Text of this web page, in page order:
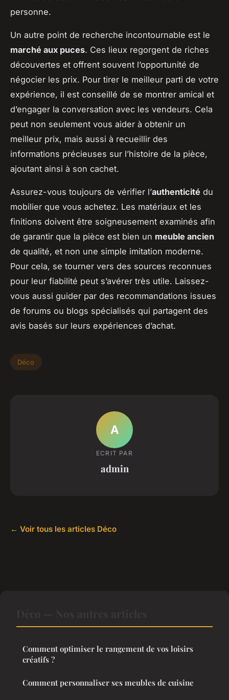
personne.
Un autre point de recherche incontournable est le
marché aux puces. Ces lieux regorgent de riches
découvertes et offrent souvent l’opportunité de
négocier les prix. Pour tirer le meilleur parti de votre
expérience, il est conseillé de se montrer amical et
d’engager la conversation avec les vendeurs. Cela
peut non seulement vous aider à obtenir un
meilleur prix, mais aussi à recueillir des
informations précieuses sur l’histoire de la pièce,
ajoutant ainsi à son cachet.
Assurez-vous toujours de vérifier l’authenticité du
mobilier que vous achetez. Les matériaux et les
finitions doivent être soigneusement examinés afin
de garantir que la pièce est bien un meuble ancien
de qualité, et non une simple imitation moderne.
Pour cela, se tourner vers des sources reconnues
pour leur fiabilité peut s’avérer très utile. Laissez-
vous aussi guider par des recommandations issues
de forums ou blogs spécialisés qui partagent des
avis basés sur leurs expériences d’achat.
Déco
A
ECRIT PAR
admin
← Voir tous les articles Déco
Comment optimiser le rangement de vos loisirs
créatifs ?
Comment personnaliser ses meubles de cuisine